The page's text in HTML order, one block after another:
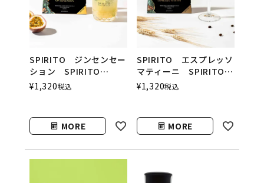
SPIRITO ジンセンセー
ション SPIRITO
COCKTAILS（スピリッ
トカクテルズ）
¥1,320税込
MORE
SPIRITO エスプレッソ
マティーニ SPIRITO
COCKTAILS（スピリッ
トカクテルズ）
¥1,320税込
MORE